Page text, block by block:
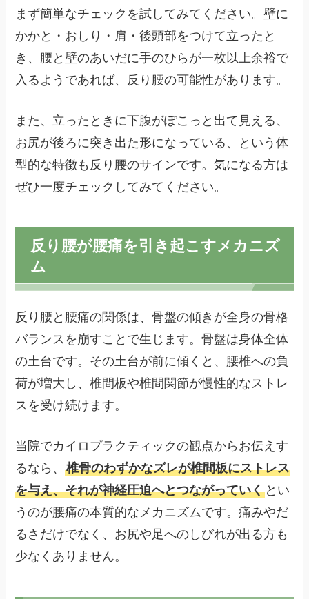
まず簡単なチェックを試してみてください。壁に
かかと・おしり・肩・後頭部をつけて立ったと
き、腰と壁のあいだに手のひらが一枚以上余裕で
入るようであれば、反り腰の可能性があります。
また、立ったときに下腹がぽこっと出て見える、
お尻が後ろに突き出た形になっている、という体
型的な特徴も反り腰のサインです。気になる方は
ぜひ一度チェックしてみてください。
反り腰が腰痛を引き起こすメカニズ
ム
反り腰と腰痛の関係は、骨盤の傾きが全身の骨格
バランスを崩すことで生じます。骨盤は身体全体
の土台です。その土台が前に傾くと、腰椎への負
荷が増大し、椎間板や椎間関節が慢性的なストレ
スを受け続けます。
当院でカイロプラクティックの観点からお伝えす
るなら、椎骨のわずかなズレが椎間板にストレス
を与え、それが神経圧迫へとつながっていく とい
うのが腰痛の本質的なメカニズムです。痛みやだ
るさだけでなく、お尻や足へのしびれが出る方も
少なくありません。